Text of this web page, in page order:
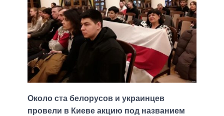
Около ста белорусов и украинцев
провели в Киеве акцию под названием